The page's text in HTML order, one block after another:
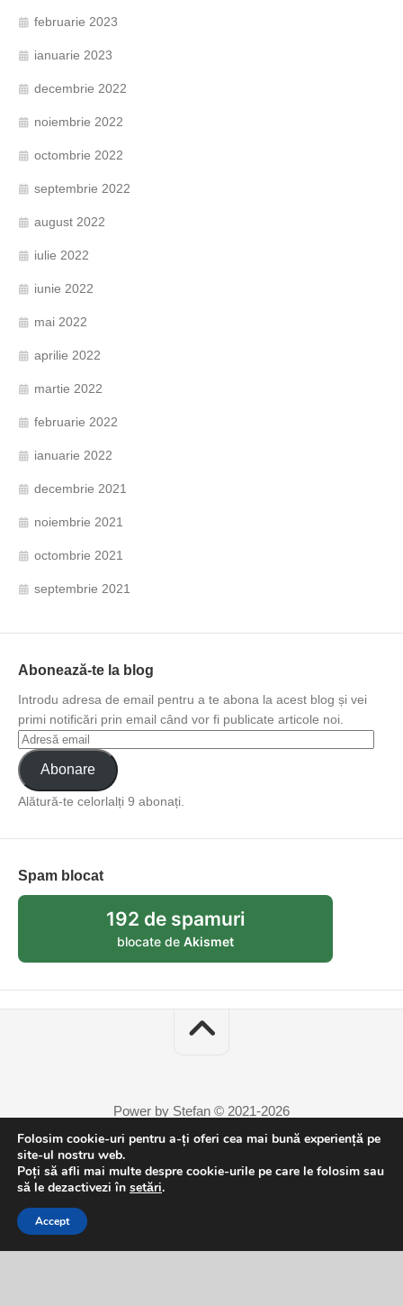
februarie 2023
ianuarie 2023
decembrie 2022
noiembrie 2022
octombrie 2022
septembrie 2022
august 2022
iulie 2022
iunie 2022
mai 2022
aprilie 2022
martie 2022
februarie 2022
ianuarie 2022
decembrie 2021
noiembrie 2021
octombrie 2021
septembrie 2021
Abonează-te la blog
Introdu adresa de email pentru a te abona la acest blog și vei
primi notificări prin email când vor fi publicate articole noi.
Abonare
Alătură-te celorlalți 9 abonați.
Spam blocat
192 de spamuri
blocate de Akismet
Power by Stefan © 2021-2026
Folosim cookie-uri pentru a-ți oferi cea mai bună experiență pe
site-ul nostru web.
Poți să afli mai multe despre cookie-urile pe care le folosim sau
să le dezactivezi în setări.
Accept